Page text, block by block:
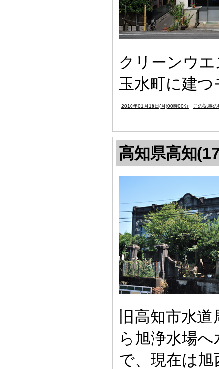
クリーンウ
玉水町に建
2010年01月18日(月)00時00分 この記事の
高知県高知
旧高知市水
ら旭浄水場
で、現在は